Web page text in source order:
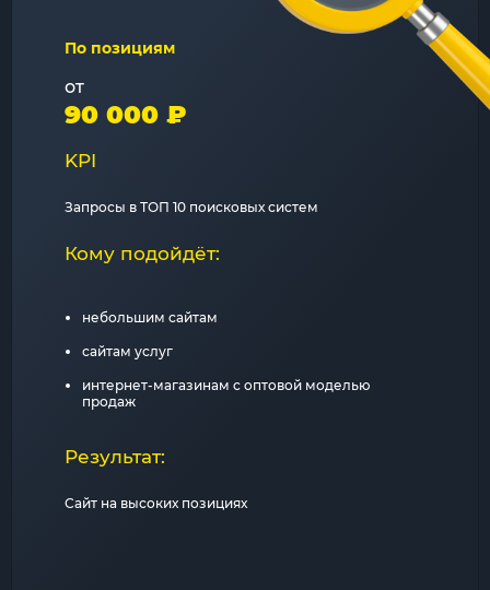
По позициям
от
90 000 ₽
KPI
Запросы в ТОП 10 поисковых систем
Кому подойдёт:
небольшим сайтам
сайтам услуг
интернет-магазинам с оптовой моделью
продаж
Результат:
Сайт на высоких позициях